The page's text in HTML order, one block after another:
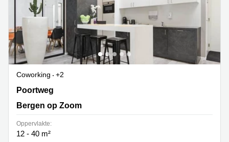
Coworking
+2
Poortweg 1, Bergen op Zoom
Poortweg
Bergen op Zoom
Oppervlakte:
12 - 40 m²